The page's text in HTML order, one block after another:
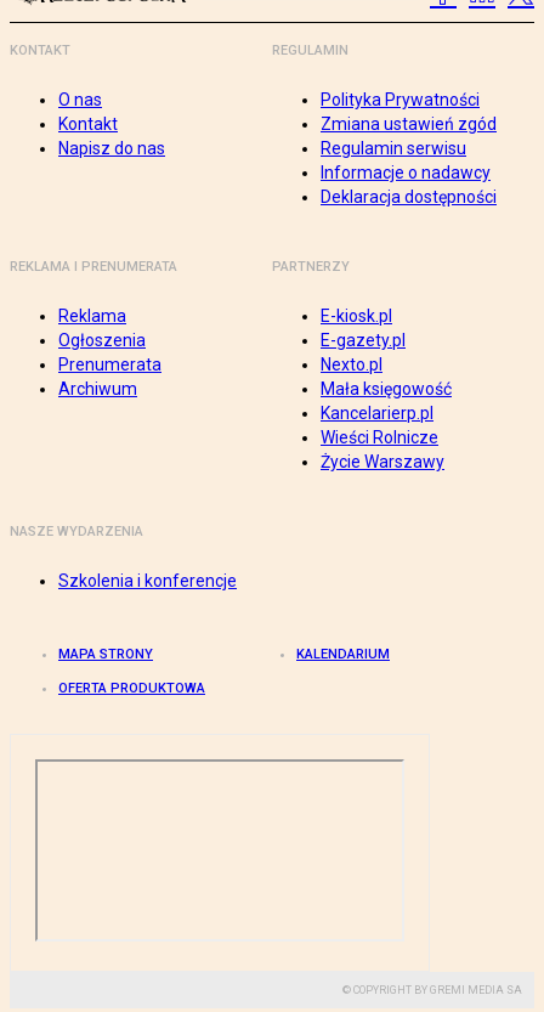
KONTAKT
O nas
Kontakt
Napisz do nas
REGULAMIN
Polityka Prywatności
Zmiana ustawień zgód
Regulamin serwisu
Informacje o nadawcy
Deklaracja dostępności
REKLAMA I PRENUMERATA
Reklama
Ogłoszenia
Prenumerata
Archiwum
PARTNERZY
E-kiosk.pl
E-gazety.pl
Nexto.pl
Mała księgowość
Kancelarierp.pl
Wieści Rolnicze
Życie Warszawy
NASZE WYDARZENIA
Szkolenia i konferencje
MAPA STRONY KALENDARIUM
OFERTA PRODUKTOWA
© COPYRIGHT BY GREMI MEDIA SA